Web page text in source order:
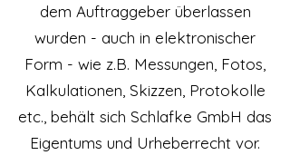
dem Auftraggeber überlassen
wurden - auch in elektronischer
Form - wie z.B. Messungen, Fotos,
Kalkulationen, Skizzen, Protokolle
etc., behält sich Schlafke GmbH das
Eigentums und Urheberrecht vor.